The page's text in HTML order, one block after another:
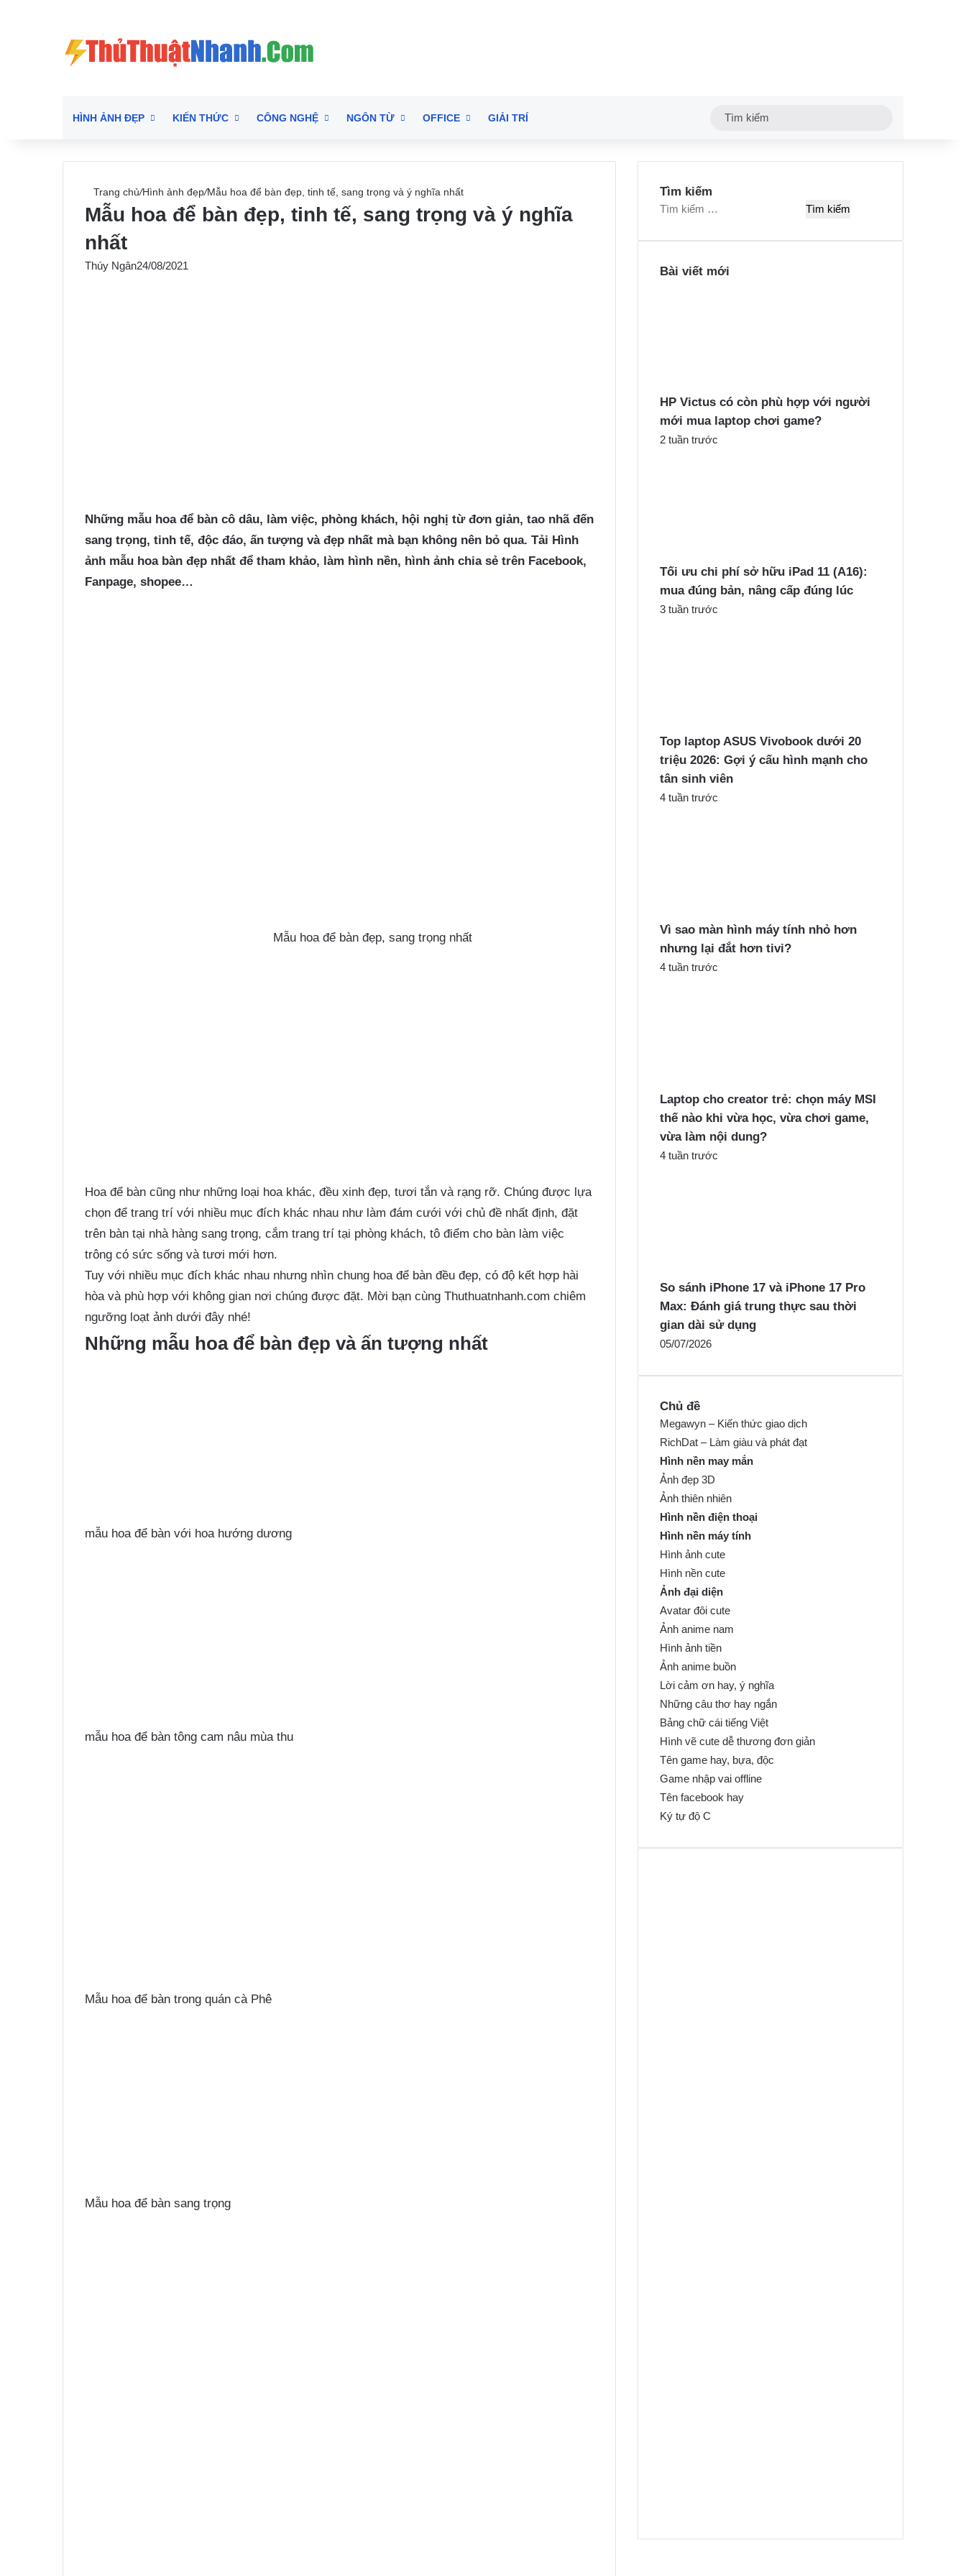
HÌNH ẢNH ĐẸP KIẾN THỨC CÔNG NGHỆ NGÔN TỪ OFFICE GIẢI TRÍ
Trang chủ/Hình ảnh đẹp/Mẫu hoa để bàn đẹp, tinh tế, sang trọng và ý nghĩa nhất
Mẫu hoa để bàn đẹp, tinh tế, sang trọng và ý nghĩa
nhất
Thúy Ngân24/08/2021
Những mẫu hoa để bàn cô dâu, làm việc, phòng khách, hội nghị từ đơn giản, tao nhã đến
sang trọng, tinh tế, độc đáo, ấn tượng và đẹp nhất mà bạn không nên bỏ qua. Tải Hình
ảnh mẫu hoa bàn đẹp nhất để tham khảo, làm hình nền, hình ảnh chia sẻ trên Facebook,
Fanpage, shopee…
Mẫu hoa để bàn đẹp, sang trọng nhất
Hoa để bàn cũng như những loại hoa khác, đều xinh đẹp, tươi tắn và rạng rỡ. Chúng được lựa
chọn để trang trí với nhiều mục đích khác nhau như làm đám cưới với chủ đề nhất định, đặt
trên bàn tại nhà hàng sang trọng, cắm trang trí tại phòng khách, tô điểm cho bàn làm việc
trông có sức sống và tươi mới hơn.
Tuy với nhiều mục đích khác nhau nhưng nhìn chung hoa để bàn đều đẹp, có độ kết hợp hài
hòa và phù hợp với không gian nơi chúng được đặt. Mời bạn cùng Thuthuatnhanh.com chiêm
ngưỡng loạt ảnh dưới đây nhé!
Những mẫu hoa để bàn đẹp và ấn tượng nhất
mẫu hoa để bàn với hoa hướng dương
mẫu hoa để bàn tông cam nâu mùa thu
Mẫu hoa để bàn trong quán cà Phê
Mẫu hoa để bàn sang trọng
Tìm kiếm
T
k
:
Bài viết mới
HP Victus có còn phù hợp với người
mới mua laptop chơi game?
2 tuần trước
Tối ưu chi phí sở hữu iPad 11 (A16):
mua đúng bản, nâng cấp đúng lúc
3 tuần trước
Top laptop ASUS Vivobook dưới 20
triệu 2026: Gợi ý cấu hình mạnh cho
tân sinh viên
4 tuần trước
Vì sao màn hình máy tính nhỏ hơn
nhưng lại đắt hơn tivi?
4 tuần trước
Laptop cho creator trẻ: chọn máy MSI
thế nào khi vừa học, vừa chơi game,
vừa làm nội dung?
4 tuần trước
So sánh iPhone 17 và iPhone 17 Pro
Max: Đánh giá trung thực sau thời
gian dài sử dụng
05/07/2026
Chủ đề
Megawyn – Kiến thức giao dịch
RichDat – Làm giàu và phát đạt
Hình nền may mắn
Ảnh đẹp 3D
Ảnh thiên nhiên
Hình nền điện thoại
Hình nền máy tính
Hình ảnh cute
Hình nền cute
Ảnh đại diện
Avatar đôi cute
Ảnh anime nam
Hình ảnh tiền
Ảnh anime buồn
Lời cảm ơn hay, ý nghĩa
Những câu thơ hay ngắn
Bảng chữ cái tiếng Việt
Hình vẽ cute dễ thương đơn giản
Tên game hay, bựa, độc
Game nhập vai offline
Tên facebook hay
Ký tự độ C